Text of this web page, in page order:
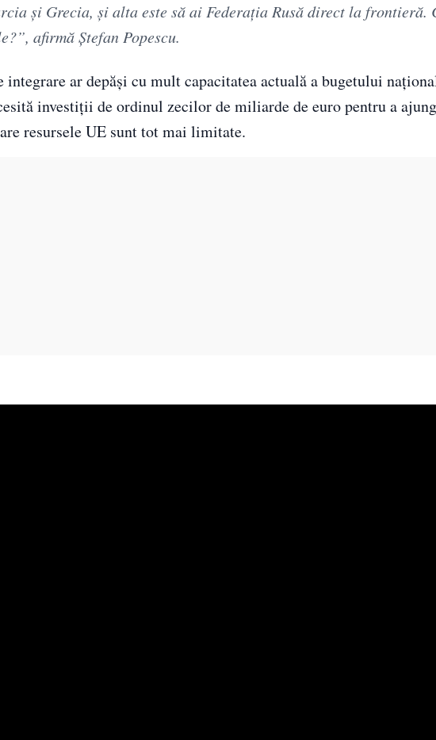
și Grecia, și alta este să ai Federația Rusă direct la frontieră.
afirmă Ștefan Popescu.
ar depăși cu mult capacitatea actuală a bugetului
investiții de ordinul zecilor de miliarde de euro pentru a
resursele UE sunt tot mai limitate.